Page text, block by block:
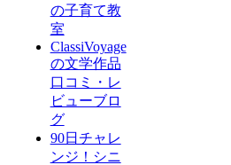
の子育て教
室
ClassiVoyage
の文学作品
口コミ・レ
ビューブロ
グ
90日チャレ
ンジ！シニ